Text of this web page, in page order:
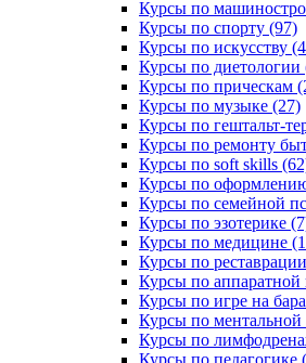
Курсы по
Курсы по спорту (97)
Курсы по искусству
Курсы по диетологии
Курсы по прическам
Курсы по музыке (27)
Курсы по гештальт-
Курсы по ремонту
Курсы по soft skills
Курсы по
Курсы по семейной
Курсы по эзотерике
Курсы по медицине
Курсы по
Курсы по аппаратной
Курсы по игре на
Курсы по ментальной
Курсы по